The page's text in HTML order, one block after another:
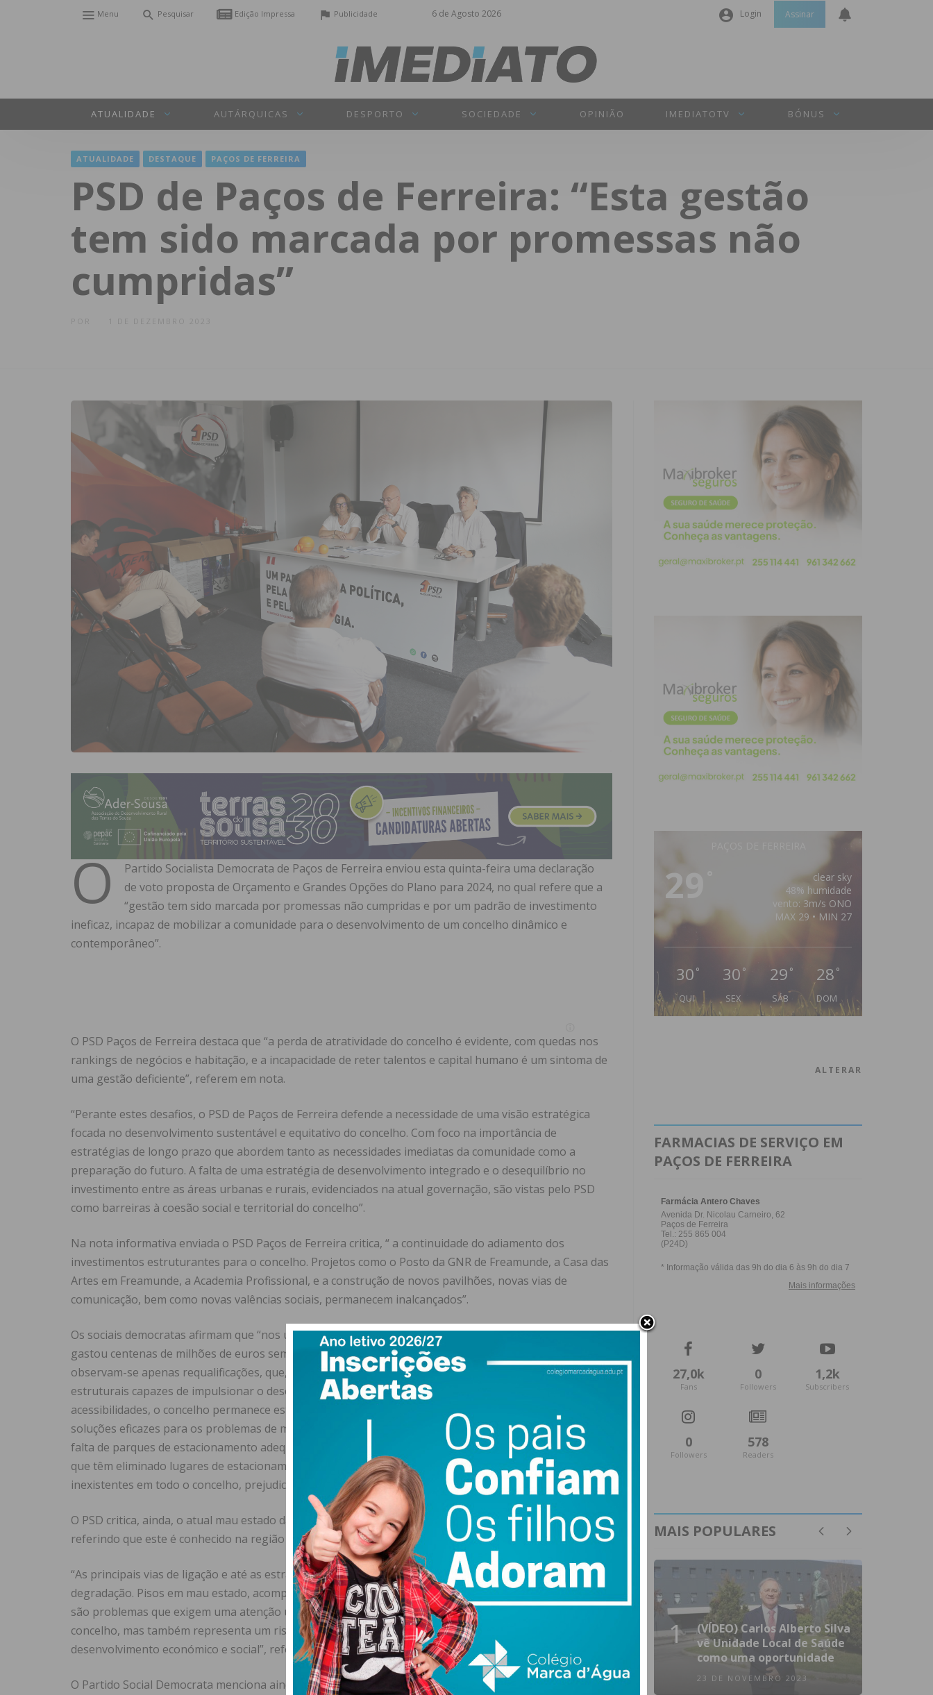
6 de Agosto 2026
Menu Pesquisar Edição Impressa Publicidade Login
Senha
INICIAR SESSÃO
Perdeu a sua senha?
Assinar
ATUALIDADE AUTÁRQUICAS DESPORTO SOCIEDADE OPINIÃO IMEDIATOTV BÓNUS
ATUALIDADE DESTAQUE PAÇOS DE FERREIRA
PSD de Paços de Ferreira: “Esta gestão
tem sido marcada por promessas não
cumpridas”
O
Partido Socialista Democrata de Paços de Ferreira enviou esta quinta-feira uma declaração
de voto proposta de Orçamento e Grandes Opções do Plano para 2024, no qual refere que a
“gestão tem sido marcada por promessas não cumpridas e por um padrão de investimento
ineficaz, incapaz de mobilizar a comunidade para o desenvolvimento de um concelho dinâmico e
contemporâneo”.
O PSD Paços de Ferreira destaca que “a perda de atratividade do concelho é evidente, com quedas nos
rankings de negócios e habitação, e a incapacidade de reter talentos e capital humano é um sintoma de
uma gestão deficiente”, referem em nota.
“Perante estes desafios, o PSD de Paços de Ferreira defende a necessidade de uma visão estratégica
focada no desenvolvimento sustentável e equitativo do concelho. Com foco na importância de
estratégias de longo prazo que abordem tanto as necessidades imediatas da comunidade como a
preparação do futuro. A falta de uma estratégia de desenvolvimento integrado e o desequilíbrio no
investimento entre as áreas urbanas e rurais, evidenciados na atual governação, são vistas pelo PSD
como barreiras à coesão social e territorial do concelho”.
Na nota informativa enviada o PSD Paços de Ferreira critica, “ a continuidade do adiamento dos
investimentos estruturantes para o concelho. Projetos como o Posto da GNR de Freamunde, a Casa das
Artes em Freamunde, a Academia Profissional, e a construção de novos pavilhões, novas vias de
comunicação, bem como novas valências sociais, permanecem inalcançados”.
Os sociais democratas afirmam que “nos últimos dez anos, a Câmara Municipal de Paços de Ferreira
gastou centenas de milhões de euros sem produzir uma única obra de referência. Em contraste,
observam-se apenas requalificações, que, apesar de importantes, não representam projetos
estruturais capazes de impulsionar o desenvolvimento do concelho. No que toca à mobilidade e
acessibilidades, o concelho permanece estagnado. A ausência de novas vias de acesso e a falta de
soluções eficazes para os problemas de mobilidade existentes são evidentes. As cidades sofrem com a
falta de parques de estacionamento adequados, uma consequência direta das regenerações urbanas
que têm eliminado lugares de estacionamento. Além disso, os transportes públicos são praticamente
inexistentes em todo o concelho, prejudicando a qualidade de vida de todos”.
O PSD critica, ainda, o atual mau estado das vias e das estradas do concelho de Paços de Ferreira
referindo que este é conhecido na região “como o concelho com as piores estradas”.
“As principais vias de ligação e até as estradas de menor dimensão apresentam sinais claros de
degradação. Pisos em mau estado, acompanhados de uma sinalização vertical e horizontal deficiente,
são problemas que exigem uma atenção urgente. Esta situação não apenas prejudica a imagem do
concelho, mas também representa um risco para a segurança dos cidadãos e um obstáculo ao
desenvolvimento económico e social”, referem os vereadores do PSD.
O Partido Social Democrata menciona ainda que o concelho tem uma forte base industrial e que “o
29
clear sky
48% humidade
vento: 3m/s ONO
MAX 29 • MIN 27
30 °
QUI
30 °
SEX
29 °
SÁB
28 °
DOM
ALTERAR
FARMACIAS DE SERVIÇO EM
PAÇOS DE FERREIRA
27,0k
Fans
0
Followers
1,2k
Subscribers
0
Followers
578
Readers
MAIS POPULARES
1
(VÍDEO) Carlos Alberto Silva
vê Unidade Local de Saúde
como uma oportunidade
23 DE NOVEMBRO 2023